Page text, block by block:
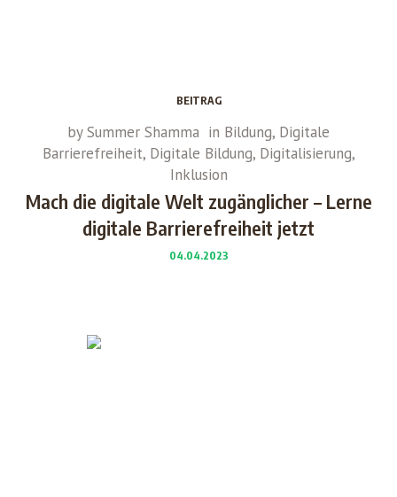
BEITRAG
bySummer Shamma in Bildung, Digitale
Barrierefreiheit, Digitale Bildung, Digitalisierung,
Inklusion
Mach die digitale Welt zugänglicher – Lerne
digitale Barrierefreiheit jetzt
04.04.2023